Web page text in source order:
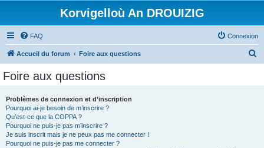
Korvigelloù An DROUIZIG
FAQ Connexion
Accueil du forum Foire aux questions
Foire aux questions
Problèmes de connexion et d’inscription
Pourquoi ai-je besoin de m’inscrire ?
Qu’est-ce que la COPPA ?
Pourquoi ne puis-je pas m’inscrire ?
Je suis inscrit mais je ne peux pas me connecter !
Pourquoi ne puis-je pas me connecter ?